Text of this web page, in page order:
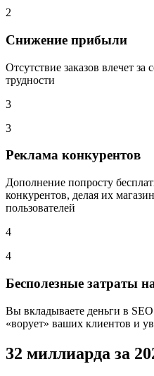
2
Cнижение прибыли
Отсутствие заказов влечет
трудности
3
3
Реклама конкурентов
Дополнение попросту
конкурентов, делая их
пользователей
4
4
Бесполезные затраты
Вы вкладываете деньги в
«ворует» ваших клиентов и
32 миллиарда за